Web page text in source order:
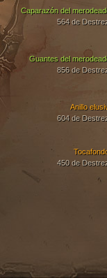
Caparazón del
564 de
Guantes del
856 de
450 de
Anillo
604 de